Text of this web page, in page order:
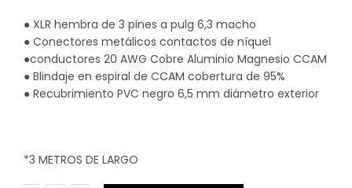
● XLR hembra de 3 pines a pulg 6,3 macho
● Conectores metálicos contactos de níquel
●conductores 20 AWG Cobre Aluminio Magnesio CCAM
● Blindaje en espiral de CCAM cobertura de 95%
● Recubrimiento PVC negro 6,5 mm diámetro exterior
*3 METROS DE LARGO